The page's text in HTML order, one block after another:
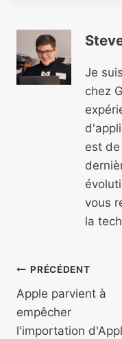
Je
chez
est
vous
la
de
l’article
PRÉCÉDENT
Apple parvient à
empêcher
l'importation